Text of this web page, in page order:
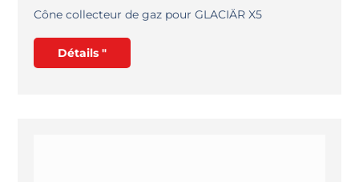
Cône collecteur de gaz pour GLACIÄR X5
Détails "